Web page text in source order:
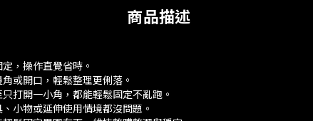
商品描述
，操作直覺省時。
或開口，輕鬆整理更俐落。
打開一小角，都能輕鬆固定不亂跑。
小物或延伸使用情境都沒問題。